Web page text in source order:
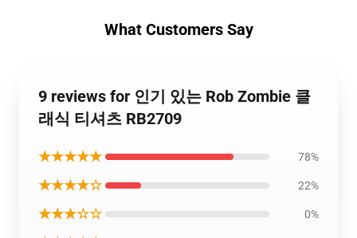
What Customers Say
9 reviews for 인기 있는 Rob Zombie 클
래식 티셔츠 RB2709
★★★★★ 78%
★★★★☆ 22%
★★★☆☆ 0%